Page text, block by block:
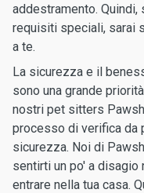
addestramento.
requisiti speciali, sarai
a te.
La sicurezza e il
sono una grande
nostri pet sitters
processo di verifica da
sicurezza. Noi di
sentirti un po' a
entrare nella tua casa.